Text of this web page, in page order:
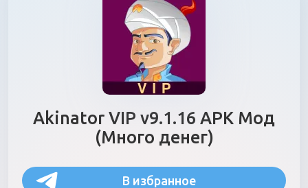
Akinator VIP v9.1.16 APK Мод
(Много денег)
В избранное